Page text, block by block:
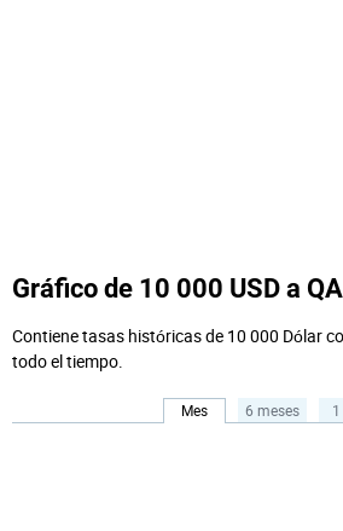
Gráfico de 10 000 USD a
Contiene tasas históricas de 10 000 Dólar
todo el tiempo.
Mes 6 meses